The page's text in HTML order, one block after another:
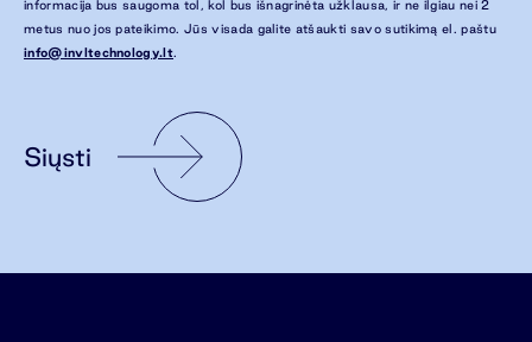
informacija bus saugoma tol, kol bus išnagrinėta užklausa, ir ne ilgiau nei 2
metus nuo jos pateikimo. Jūs visada galite atšaukti savo sutikimą el. paštu
info@invltechnology.lt.
Siųsti